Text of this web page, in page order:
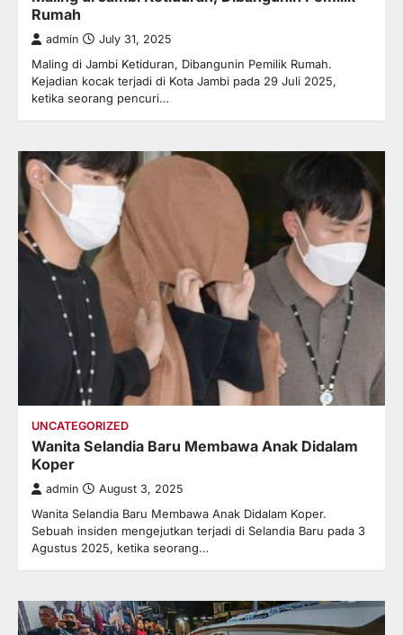
Rumah
admin July 31, 2025
Maling di Jambi Ketiduran, Dibangunin Pemilik Rumah.
Kejadian kocak terjadi di Kota Jambi pada 29 Juli 2025,
ketika seorang pencuri…
UNCATEGORIZED
Wanita Selandia Baru Membawa Anak Didalam
Koper
admin August 3, 2025
Wanita Selandia Baru Membawa Anak Didalam Koper.
Sebuah insiden mengejutkan terjadi di Selandia Baru pada 3
Agustus 2025, ketika seorang…